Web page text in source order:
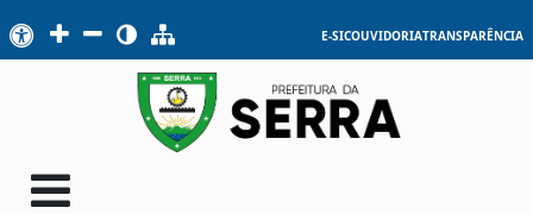
E-SICOUVIDORIATRANSPARÊNCIA